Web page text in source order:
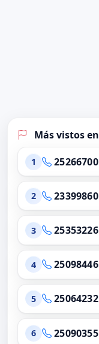
Más vistos en
1 25266700
2 23399860
3 25353226
4 25098446
5 25064232
6 25090355